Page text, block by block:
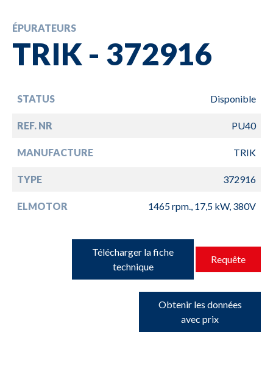
ÉPURATEURS
TRIK - 372916
STATUS Disponible
REF. NR PU40
MANUFACTURE TRIK
TYPE 372916
ELMOTOR 1465 rpm., 17,5 kW, 380V
Télécharger la fiche
technique
Requête
Obtenir les données
avec prix